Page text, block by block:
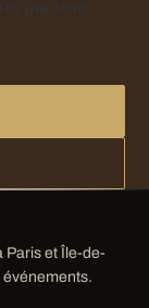
Paris et Île-de-